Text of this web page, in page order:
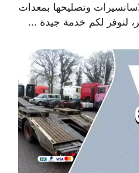
وتصليحها بمعدات
لنوفر لكم خدمة جيدة ...